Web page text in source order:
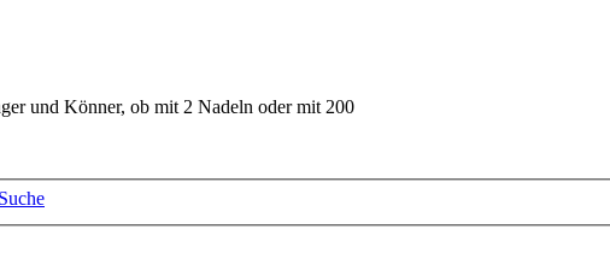
und Könner, ob mit 2 Nadeln oder mit 200